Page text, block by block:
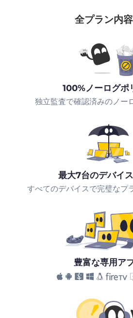
全プラン内容
100%ノーログポ
独立監査で確認済みのノー
最大7台のデバイ
すべてのデバイスで完璧なプ
豊富な専用ア